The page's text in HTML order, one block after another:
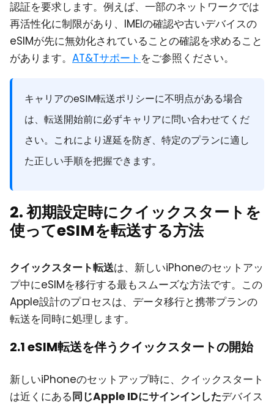
認証を要求します。例えば、一部のネットワークでは
再活性化に制限があり、IMEIの確認や古いデバイスの
eSIMが先に無効化されていることの確認を求めること
があります。 AT&Tサポート をご参照ください。
キャリアのeSIM転送ポリシーに不明点がある場合
は、転送開始前に必ずキャリアに問い合わせてくだ
さい。これにより遅延を防ぎ、特定のプランに適し
た正しい手順を把握できます。
2. 初期設定時にクイックスタートを
使ってeSIMを転送する方法
クイックスタート転送は、新しいiPhoneのセットアッ
プ中にeSIMを移行する最もスムーズな方法です。この
Apple設計のプロセスは、データ移行と携帯プランの
転送を同時に処理します。
2.1 eSIM転送を伴うクイックスタートの開始
新しいiPhoneのセットアップ時に、クイックスタート
は近くにある同じApple IDにサインインしたデバイス